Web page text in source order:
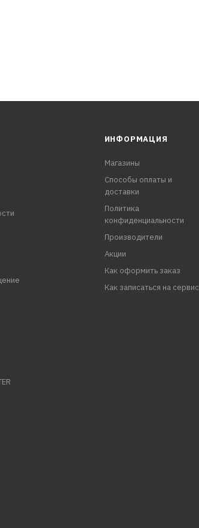
ИНФОРМАЦИЯ
Магазины
Способы оплаты и
доставки
Политика
конфиденциальности
Производители
Акции
Как оформить заказ
Как записаться на сервис